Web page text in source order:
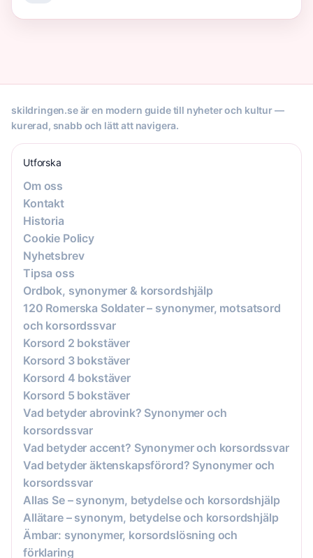
skildringen.se är en modern guide till nyheter och kultur —
kurerad, snabb och lätt att navigera.
Utforska
Om oss
Kontakt
Historia
Cookie Policy
Nyhetsbrev
Tipsa oss
Ordbok, synonymer & korsordshjälp
120 Romerska Soldater – synonymer, motsatsord
och korsordssvar
Korsord 2 bokstäver
Korsord 3 bokstäver
Korsord 4 bokstäver
Korsord 5 bokstäver
Vad betyder abrovink? Synonymer och
korsordssvar
Vad betyder accent? Synonymer och korsordssvar
Vad betyder äktenskapsförord? Synonymer och
korsordssvar
Allas Se – synonym, betydelse och korsordshjälp
Allätare – synonym, betydelse och korsordshjälp
Ämbar: synonymer, korsordslösning och
förklaring